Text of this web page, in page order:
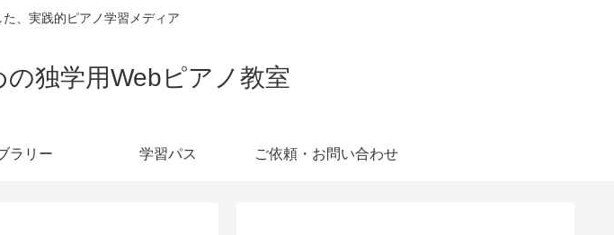
、実践的ピアノ学習メディア
独学用Webピアノ教室
ラリー 学習パス ご依頼・お問い合わせ